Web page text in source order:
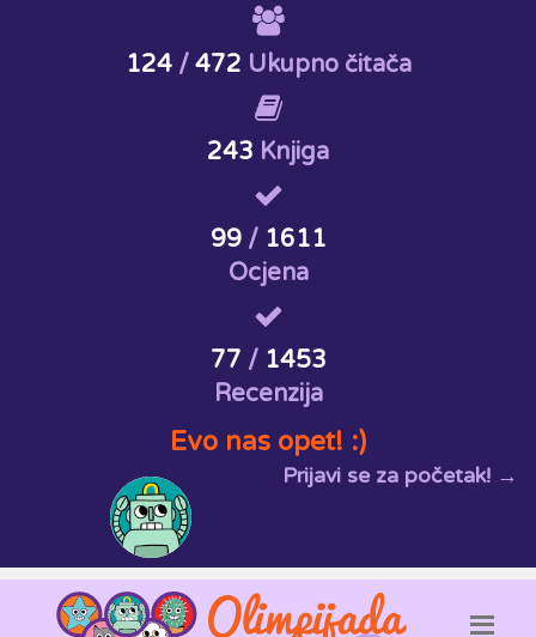
124/ 472 Ukupno čitača
243 Knjiga
99/ 1611
Ocjena
77 / 1453
Recenzija
Evo nas opet! :)
Prijavi se za početak! →